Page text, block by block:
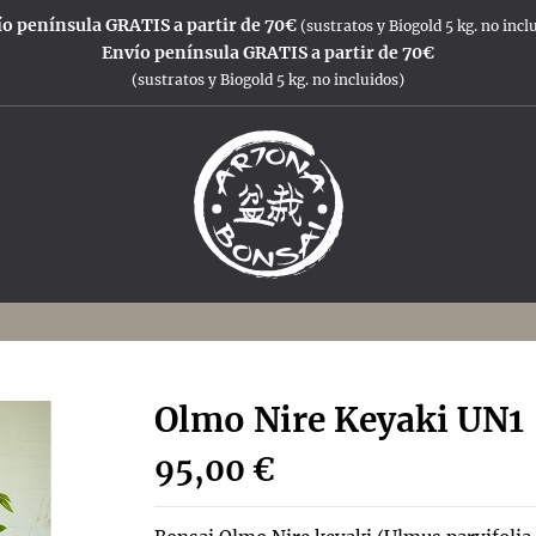
península GRATIS a partir de 70€ (sustratos y Biogold 5 kg. no
Envío península GRATIS a partir de 70€
(sustratos y Biogold 5 kg. no incluidos)
Olmo Nire Keyaki UN1
95,00 €